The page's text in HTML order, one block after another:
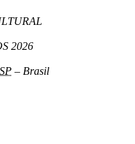
2026
SP – Brasil